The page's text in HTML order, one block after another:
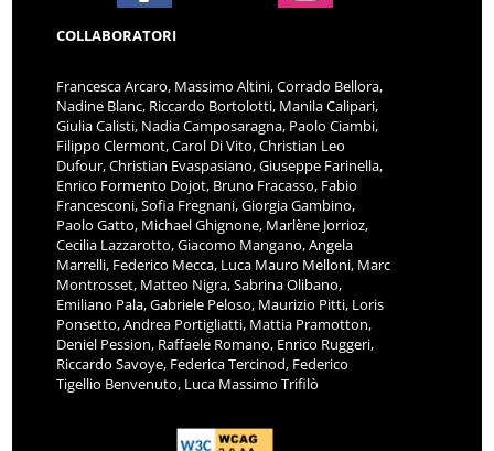
COLLABORATORI
Francesca Arcaro, Massimo Altini, Corrado Bellora,
Nadine Blanc, Riccardo Bortolotti, Manila Calipari,
Giulia Calisti, Nadia Camposaragna, Paolo Ciambi,
Filippo Clermont, Carol Di Vito, Christian Leo
Dufour, Christian Evaspasiano, Giuseppe Farinella,
Enrico Formento Dojot, Bruno Fracasso, Fabio
Francesconi, Sofia Fregnani, Giorgia Gambino,
Paolo Gatto, Michael Ghignone, Marlène Jorrioz,
Cecilia Lazzarotto, Giacomo Mangano, Angela
Marrelli, Federico Mecca, Luca Mauro Melloni, Marc
Montrosset, Matteo Nigra, Sabrina Olibano,
Emiliano Pala, Gabriele Peloso, Maurizio Pitti, Loris
Ponsetto, Andrea Portigliatti, Mattia Pramotton,
Deniel Pession, Raffaele Romano, Enrico Ruggeri,
Riccardo Savoye, Federica Tercinod, Federico
Tigellio Benvenuto, Luca Massimo Trifilò